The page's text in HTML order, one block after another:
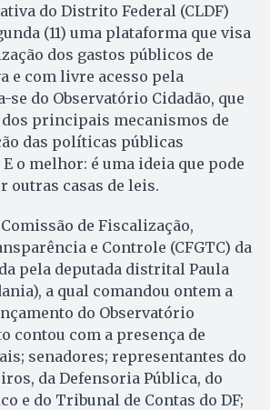
do Distrito Federal (CLDF)
(11) uma plataforma que visa
dos gastos públicos de
e com livre acesso pela
se do Observatório Cidadão, que
principais mecanismos de
das políticas públicas
o melhor: é uma ideia que pode
outras casas de leis.
de Fiscalização,
e Controle (CFGTC) da
pela deputada distrital Paula
a qual comandou ontem a
do Observatório
contou com a presença de
senadores; representantes do
da Defensoria Pública, do
e do Tribunal de Contas do DF;